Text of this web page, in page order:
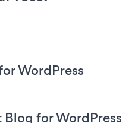
WordPress
for WordPress